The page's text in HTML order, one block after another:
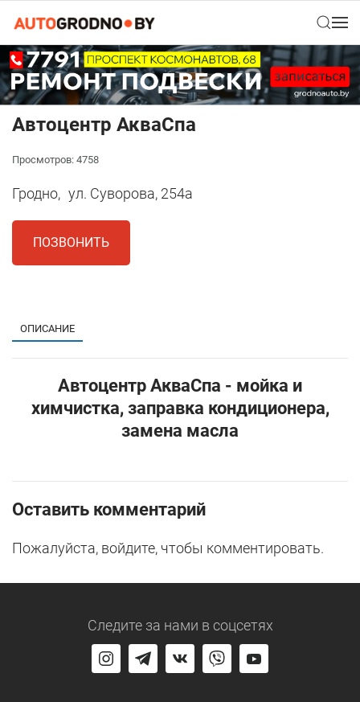
Автоцентр АкваСпа
Просмотров: 4758
Гродно, ул. Суворова, 254а
ПОЗВОНИТЬ
ОПИСАНИЕ
Автоцентр АкваСпа - мойка и
химчистка, заправка кондиционера,
замена масла
Оставить комментарий
Пожалуйста, войдите, чтобы комментировать.
Следите за нами в соцсетях